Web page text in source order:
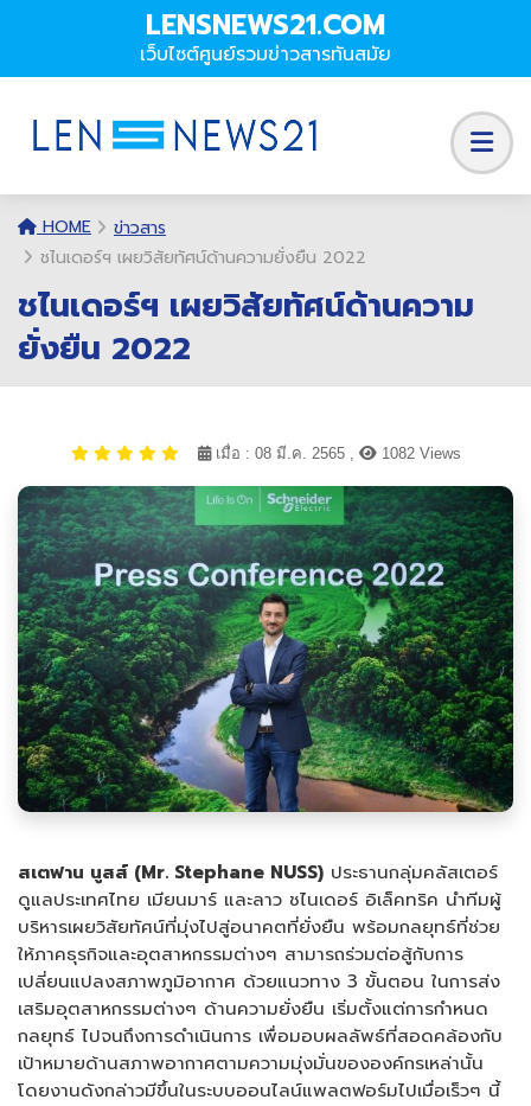
LENSNEWS21.COM
เว็บไซต์ศูนย์รวมข่าวสารทันสมัย
HOME
ข่าวสาร
ชไนเดอร์ฯ เผยวิสัยทัศน์ด้านความยั่งยืน 2022
ชไนเดอร์ฯ เผยวิสัยทัศน์ด้านความ
ยั่งยืน 2022
เมื่อ : 08 มี.ค. 2565 , 1082 Views
สเตฟาน นูสส์ (Mr. Stephane NUSS) ประธานกลุ่มคลัสเตอร์
ดูแลประเทศไทย เมียนมาร์ และลาว ชไนเดอร์ อิเล็คทริค นำทีมผู้
บริหารเผยวิสัยทัศน์ที่มุ่งไปสู่อนาคตที่ยั่งยืน พร้อมกลยุทธ์ที่ช่วย
ให้ภาคธุรกิจและอุตสาหกรรมต่างๆ สามารถร่วมต่อสู้กับการ
เปลี่ยนแปลงสภาพภูมิอากาศ ด้วยแนวทาง 3 ขั้นตอน ในการส่ง
เสริมอุตสาหกรรมต่างๆ ด้านความยั่งยืน เริ่มตั้งแต่การกำหนด
กลยุทธ์ ไปจนถึงการดำเนินการ เพื่อมอบผลลัพธ์ที่สอดคล้องกับ
เป้าหมายด้านสภาพอากาศตามความมุ่งมั่นขององค์กรเหล่านั้น
โดยงานดังกล่าวมีขึ้นในระบบออนไลน์แพลตฟอร์มไปเมื่อเร็วๆ นี้